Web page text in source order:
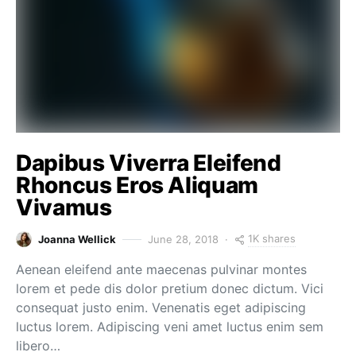
Dapibus Viverra Eleifend
Rhoncus Eros Aliquam
Vivamus
Joanna Wellick June 28, 2018 1K shares
Aenean eleifend ante maecenas pulvinar montes
lorem et pede dis dolor pretium donec dictum. Vici
consequat justo enim. Venenatis eget adipiscing
luctus lorem. Adipiscing veni amet luctus enim sem
libero…